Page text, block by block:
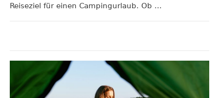
Reiseziel für einen Campingurlaub. Ob ...